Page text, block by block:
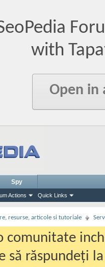
with
Open in
Actions Quick Links
Spy
resurse, articole si tutoriale
comunitate
să răspundeți